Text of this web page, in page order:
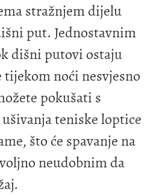
stražnjem dijelu
put. Jednostavnim
dišni putovi ostaju
noći nesvjesno
pokušati s
teniske loptice
što će spavanje na
neudobnim da